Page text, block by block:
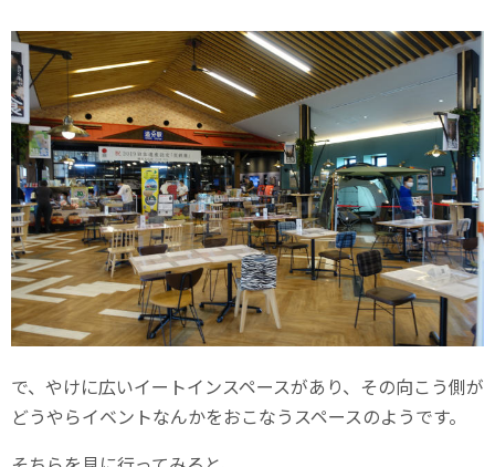
で、やけに広いイートインスペースがあり、その向こう側が
どうやらイベントなんかをおこなうスペースのようです。